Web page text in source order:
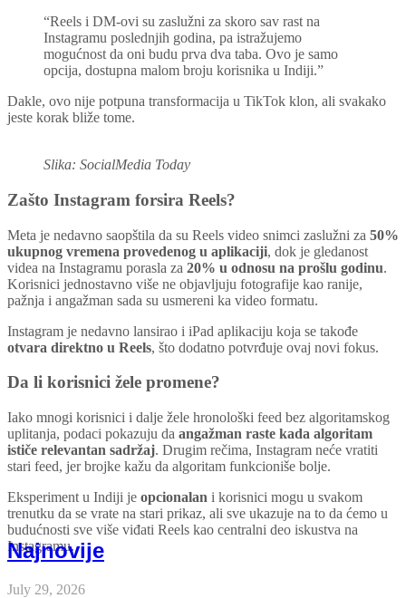
“Reels i DM-ovi su zaslužni za skoro sav rast na
Instagramu poslednjih godina, pa istražujemo
mogućnost da oni budu prva dva taba. Ovo je samo
opcija, dostupna malom broju korisnika u Indiji.”
Dakle, ovo nije potpuna transformacija u TikTok klon, ali svakako
jeste korak bliže tome.
Slika: SocialMedia Today
Zašto Instagram forsira Reels?
Meta je nedavno saopštila da su Reels video snimci zaslužni za 50%
ukupnog vremena provedenog u aplikaciji, dok je gledanost
videa na Instagramu porasla za 20% u odnosu na prošlu godinu.
Korisnici jednostavno više ne objavljuju fotografije kao ranije,
pažnja i angažman sada su usmereni ka video formatu.
Instagram je nedavno lansirao i iPad aplikaciju koja se takođe
otvara direktno u Reels, što dodatno potvrđuje ovaj novi fokus.
Da li korisnici žele promene?
Iako mnogi korisnici i dalje žele hronološki feed bez algoritamskog
uplitanja, podaci pokazuju da angažman raste kada algoritam
ističe relevantan sadržaj. Drugim rečima, Instagram neće vratiti
stari feed, jer brojke kažu da algoritam funkcioniše bolje.
Eksperiment u Indiji je opcionalan i korisnici mogu u svakom
trenutku da se vrate na stari prikaz, ali sve ukazuje na to da ćemo u
budućnosti sve više viđati Reels kao centralni deo iskustva na
Instagramu.
Najnovije
July 29, 2026